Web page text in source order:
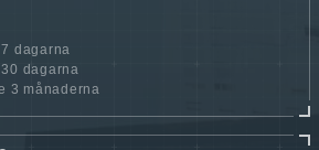
dagarna
dagarna
3 månaderna